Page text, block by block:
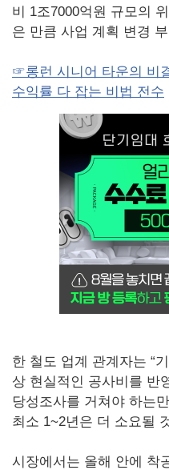
비 1조7000억원 규모의
은 만큼 사업 계획 변경
☞롱런 시니어 타운의 비
수익률 다 잡는 비법 전수
한 철도 업계 관계자는 “
상 현실적인 공사비를 반
당성조사를 거쳐야 하는
최소 1~2년은 더 소요될
시장에서는 올해 안에 착